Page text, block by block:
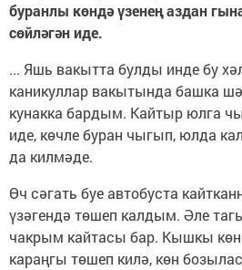
буранлы көндә үзенең аздан
сөйләгән иде.
... Яшь вакытта булды инде бу
каникуллар вакытында башка
кунакка бардым. Кайтыр юлга
иде, көчле буран чыгып, юлда
да килмәде.
Өч сәгать буе автобуста
үзәгендә төшеп калдым. Әле
чакрым кайтасы бар. Кышкы көн
караңгы төшеп килә, көн